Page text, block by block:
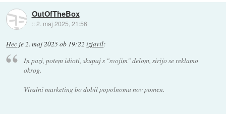
OutOfTheBox
::2. maj 2025, 21:56
Hec je2. maj 2025 ob 19:22 izjavil:
In pazi, potem idioti, skupaj s "svojim" delom, sirijo se reklamo
okrog.
Viralni marketing bo dobil popolnoma nov pomen.